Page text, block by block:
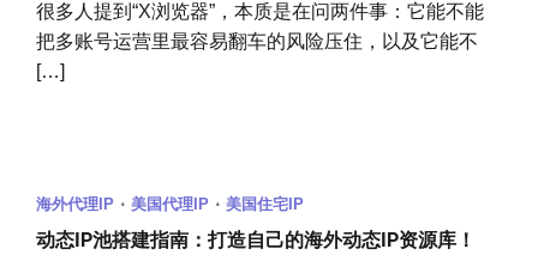
很多人提到“X浏览器”，本质是在问两件事：它能不能
把多账号运营里最容易翻车的风险压住，以及它能不
[…]
海外代理IP 美国代理IP 美国住宅IP
动态IP池搭建指南：打造自己的海外动态IP资源库！